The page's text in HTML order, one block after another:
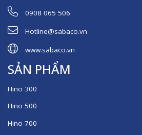
0908 065 506
Hotline@sabaco.vn
www.sabaco.vn
SẢN PHẨM
Hino 300
Hino 500
Hino 700